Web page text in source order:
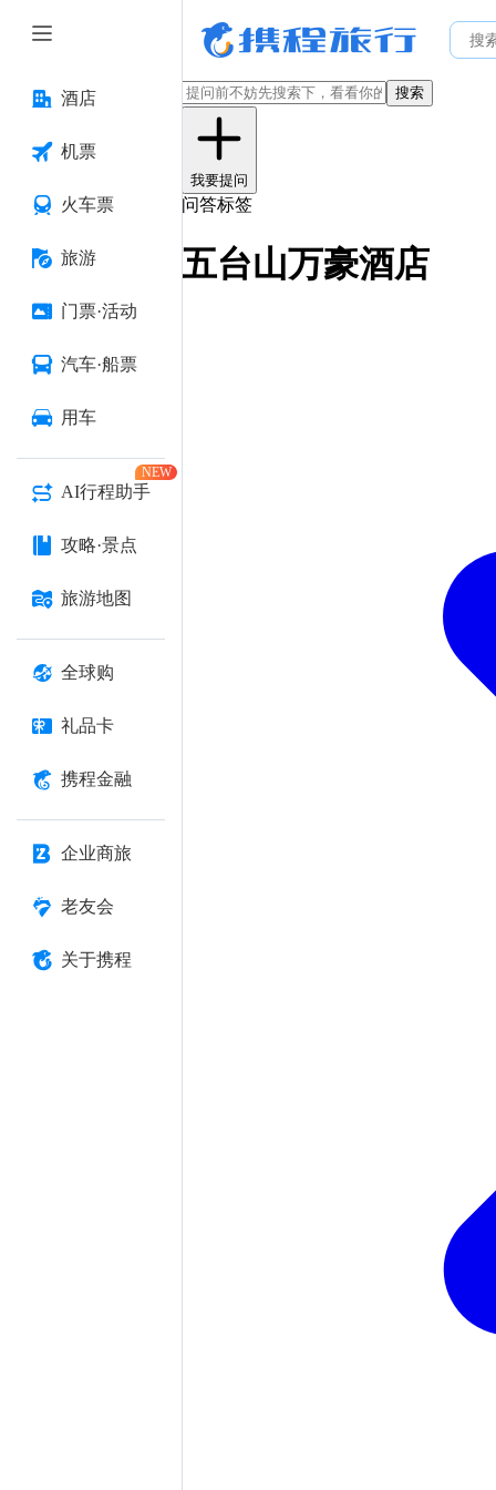
酒店
机票
火车票
旅游
门票·活动
汽车·船票
用车
AI行程助手
NEW
攻略·景点
旅游地图
全球购
礼品卡
携程金融
企业商旅
老友会
关于携程
搜索
我要提问
问答标签
五台山万豪酒店